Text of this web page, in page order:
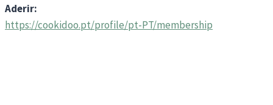
Aderir:
https://cookidoo.pt/profile/pt-PT/membership